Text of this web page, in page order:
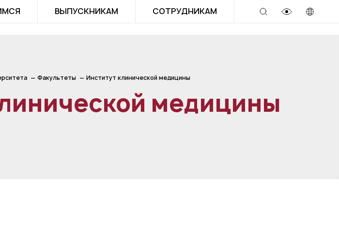
ВЫПУСКНИКАМ СОТРУДНИКАМ
Факультеты Институт клинической медицины
медицины